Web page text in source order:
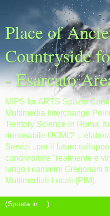
Place of
Countryside
- Esarcato
MIPS for ARTS Spazio
Multimedia Interchange
Territory Science in Roma,
rinnovabile UOMO" ..
Servizi ..per il futuro
condivisibile "realmente e
lungo i cammini Gregoriani
Multimediali Locali (PIM).